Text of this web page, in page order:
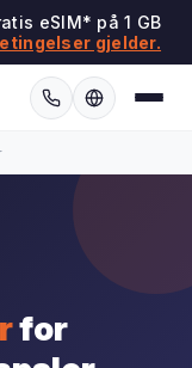
eSIM* på 1 GB
gjelder.
for